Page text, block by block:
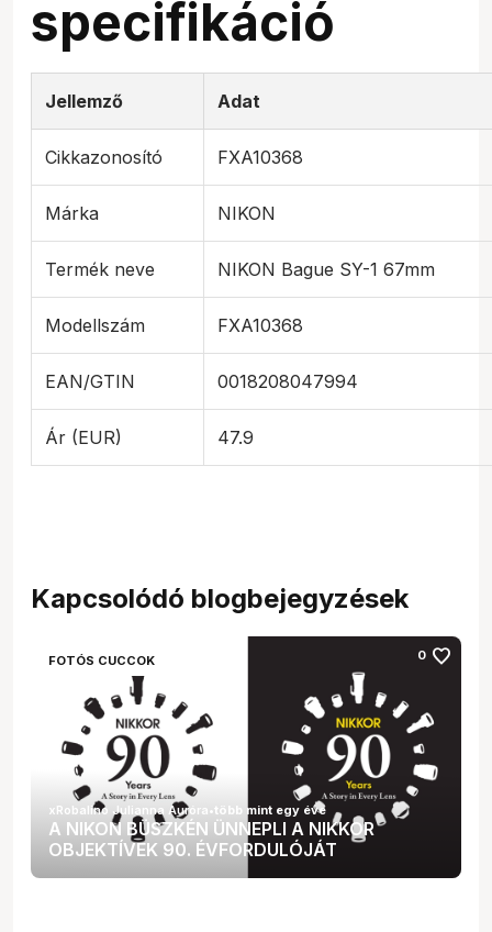
specifikáció
Jellemző Adat
Cikkazonosító FXA10368
Márka NIKON
Termék neve NIKON Bague SY-1 67mm
Modellszám FXA10368
EAN/GTIN 0018208047994
Ár (EUR) 47.9
Kapcsolódó blogbejegyzések
FOTÓS CUCCOK 0 favorite
A NIKON BÜSZKÉN ÜNNEPLI A NIKKOR
OBJEKTÍVEK 90. ÉVFORDULÓJÁT
xRobalino Julianna Auróra•több mint egy éve